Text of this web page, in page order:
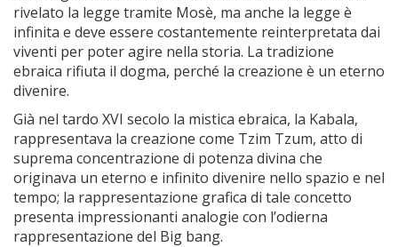
rivelato la legge tramite Mosè, ma anche la legge è
infinita e deve essere costantemente reinterpretata dai
viventi per poter agire nella storia. La tradizione
ebraica rifiuta il dogma, perché la creazione è un eterno
divenire.
Già nel tardo XVI secolo la mistica ebraica, la Kabala,
rappresentava la creazione come Tzim Tzum, atto di
suprema concentrazione di potenza divina che
originava un eterno e infinito divenire nello spazio e nel
tempo; la rappresentazione grafica di tale concetto
presenta impressionanti analogie con l’odierna
rappresentazione del Big bang.